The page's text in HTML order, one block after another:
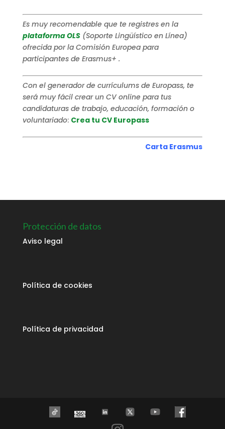
Es muy recomendable que te registres en la
plataforma OLS(Soporte Lingüístico en Línea)
ofrecida por la Comisión Europea para
participantes de Erasmus+ .
Con el generador de currículums de Europass, te
será muy fácil crear un CV online para tus
candidaturas de trabajo, educación, formación o
voluntariado: Crea tu CV Europass
Carta Erasmus
Protección de datos
Aviso legal
Política de cookies
Política de privacidad